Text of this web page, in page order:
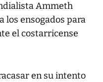
Ammeth
los ensogados para
el costarricense
en su intento